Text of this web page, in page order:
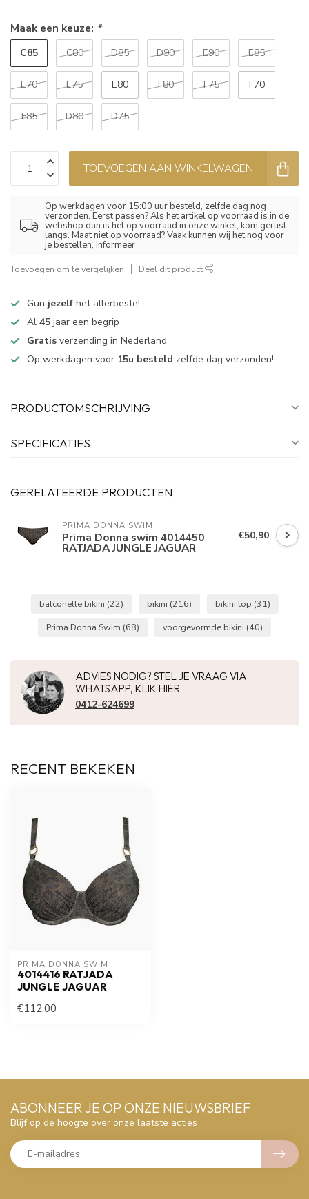
Maak een keuze: *
C85 C80 D85 D90 E90 E85
E70 E75 E80 F80 F75 F70
F85 D80 D75
TOEVOEGEN AAN WINKELWAGEN
Op werkdagen voor 15:00 uur besteld, zelfde dag nog
verzonden. Eerst passen? Als het artikel op voorraad is in de
webshop dan is het op voorraad in onze winkel, kom gerust
langs. Maat niet op voorraad? Vaak kunnen wij het nog voor
je bestellen, informeer
Toevoegen om te vergelijken Deel dit product
Gun jezelf het allerbeste!
Al 45 jaar een begrip
Gratis verzending in Nederland
Op werkdagen voor 15u besteld zelfde dag verzonden!
PRODUCTOMSCHRIJVING
SPECIFICATIES
GERELATEERDE PRODUCTEN
PRIMA DONNA SWIM
Prima Donna swim 4014450
RATJADA JUNGLE JAGUAR
€50,90
balconette bikini (22) bikini (216) bikini top (31)
Prima Donna Swim (68) voorgevormde bikini (40)
ADVIES NODIG? STEL JE VRAAG VIA
WHATSAPP, KLIK HIER
0412-624699
RECENT BEKEKEN
PRIMA DONNA SWIM
4014416 RATJADA
JUNGLE JAGUAR
€112,00
ABONNEER JE OP ONZE NIEUWSBRIEF
Blijf op de hoogte over onze laatste acties